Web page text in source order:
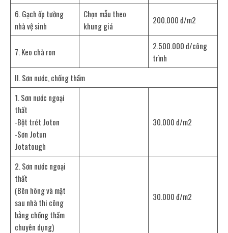
6. Gạch ốp tường
nhà vệ sinh
Chọn mẫu theo
khung giá
200.000 đ/m2
7. Keo chà ron
2.500.000 đ/công
trình
II. Sơn nước, chống thấm
1. Sơn nước ngoại
thất
-Bột trét Joton
-Sơn Jotun
Jotatough
30.000 đ/m2
2. Sơn nước ngoại
thất
(Bên hông và mặt
sau nhà thi công
bằng chống thấm
chuyên dụng)
30.000 đ/m2